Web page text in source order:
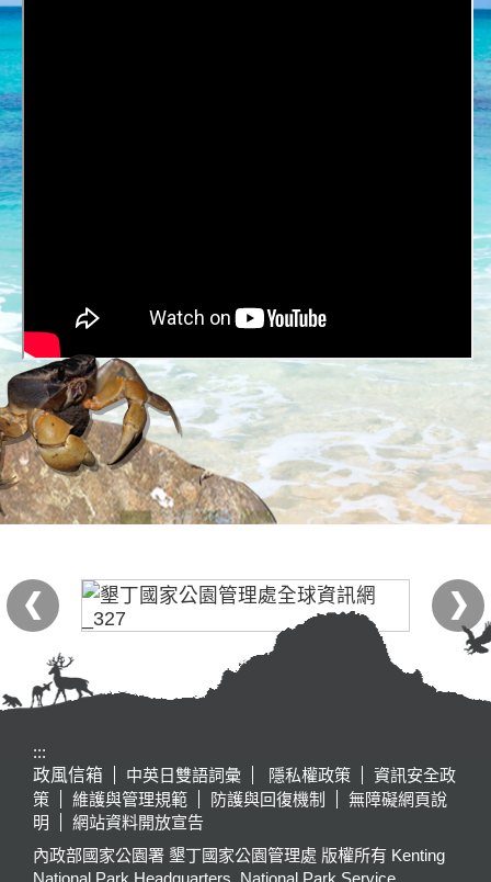
:::
政風信箱
中英日雙語詞彙 隱私權政策
資訊安全政
策
維護與管理規範 防護與回復機制
無障礙網頁說
明
網站資料開放宣告
內政部國家公園署 墾丁國家公園管理處 版權所有 Kenting
National Park Headquarters, National Park Service,